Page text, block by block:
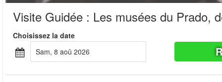
Visite Guidée : Les musées du Prado,
Choisissez la date
sam, 8 aoû 2026